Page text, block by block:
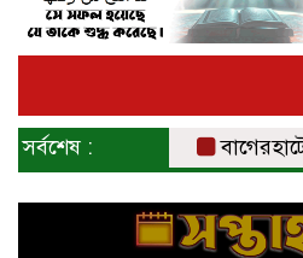
সর্বশেষ : বাগেরহাটে